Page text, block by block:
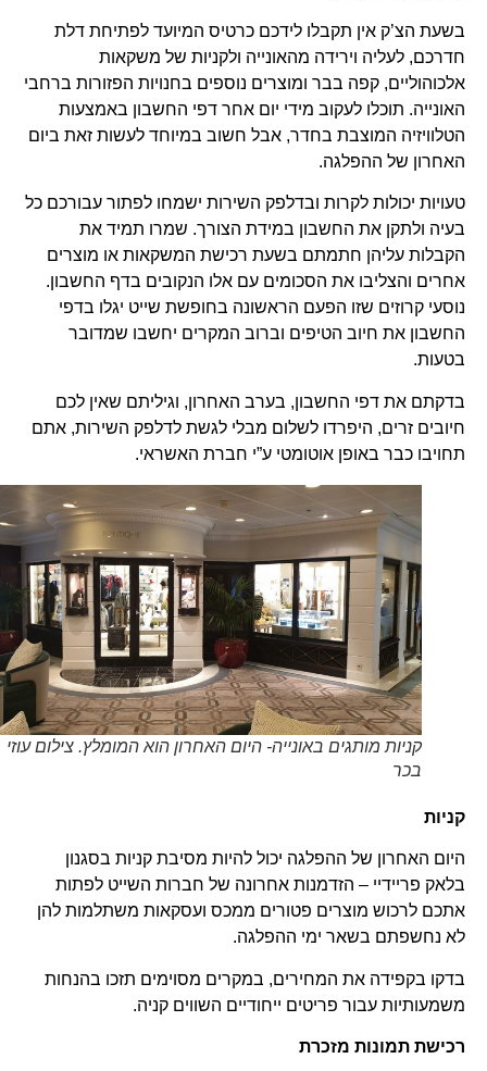
בשעת הצ’ק אין תקבלו לידכם כרטיס המיועד לפתיחת דלת
חדרכם, לעליה וירידה מהאונייה ולקניות של משקאות
אלכוהוליים, קפה בבר ומוצרים נוספים בחנויות הפזורות ברחבי
האונייה. תוכלו לעקוב מידי יום אחר דפי החשבון באמצעות
הטלוויזיה המוצבת בחדר, אבל חשוב במיוחד לעשות זאת ביום
האחרון של ההפלגה.
טעויות יכולות לקרות ובדלפק השירות ישמחו לפתור עבורכם כל
בעיה ולתקן את החשבון במידת הצורך. שמרו תמיד את
הקבלות עליהן חתמתם בשעת רכישת המשקאות או מוצרים
אחרים והצליבו את הסכומים עם אלו הנקובים בדף החשבון.
נוסעי קרוזים שזו הפעם הראשונה בחופשת שייט יגלו בדפי
החשבון את חיוב הטיפים וברוב המקרים יחשבו שמדובר
בטעות.
בדקתם את דפי החשבון, בערב האחרון, וגיליתם שאין לכם
חיובים זרים, היפרדו לשלום מבלי לגשת לדלפק השירות, אתם
תחויבו כבר באופן אוטומטי ע”י חברת האשראי.
קניות מותגים באונייה- היום האחרון הוא המומלץ. צילום עוזי
בכר
קניות
היום האחרון של ההפלגה יכול להיות מסיבת קניות בסגנון
בלאק פריידיי – הזדמנות אחרונה של חברות השייט לפתות
אתכם לרכוש מוצרים פטורים ממכס ועסקאות משתלמות להן
לא נחשפתם בשאר ימי ההפלגה.
בדקו בקפידה את המחירים, במקרים מסוימים תזכו בהנחות
משמעותיות עבור פריטים ייחודיים השווים קניה.
רכישת תמונות מזכרת